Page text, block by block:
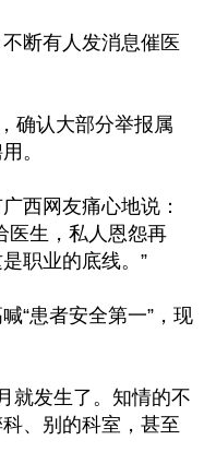
断有人发消息催医
确认大部分举报属
。
西网友痛心地说：
医生，私人恩怨再
职业的底线。”
“患者安全第一”，现
就发生了。知情的不
、别的科室，甚至